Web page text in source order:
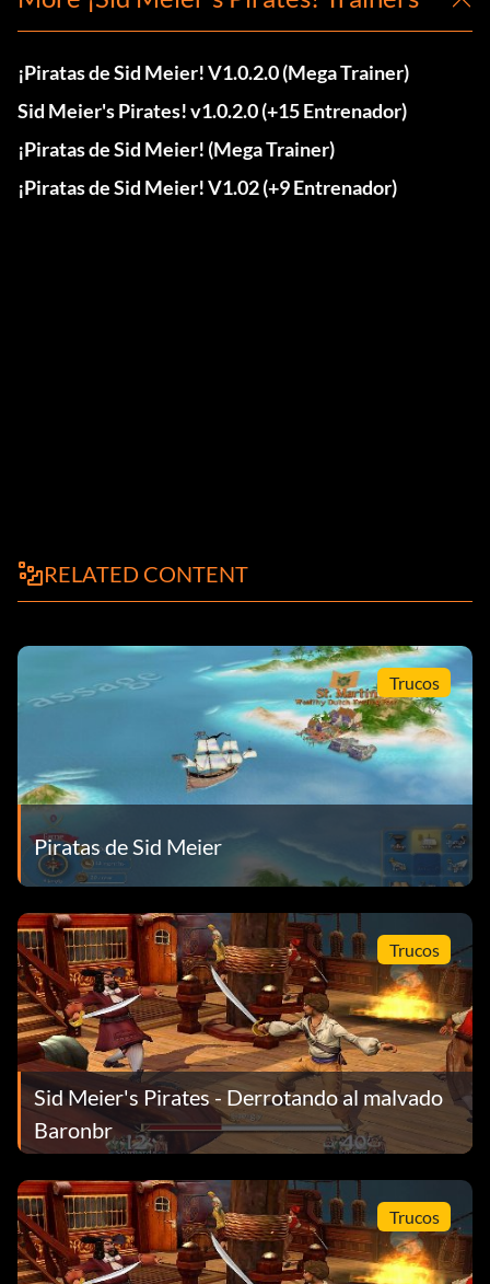
¡Piratas de Sid Meier! V1.0.2.0 (Mega Trainer)
Sid Meier's Pirates! v1.0.2.0 (+15 Entrenador)
¡Piratas de Sid Meier! (Mega Trainer)
¡Piratas de Sid Meier! V1.02 (+9 Entrenador)
RELATED CONTENT
Trucos
Piratas de Sid Meier
Trucos
Sid Meier's Pirates - Derrotando al malvado
Baronbr
Trucos